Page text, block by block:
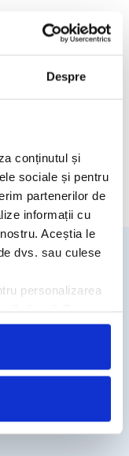
Despre
conținutul și
sociale și pentru
partenerilor de
informații cu
Aceștia le
dvs. sau culese
personalizarea
si la 45 de km de